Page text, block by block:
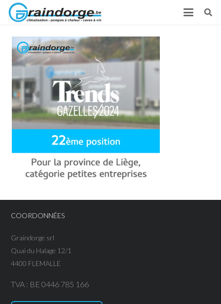
COORDONNÉES
Graindorge srl
Quai du Halage 12/1
4400 FLEMALLE
TVA : BE 0446 785 166